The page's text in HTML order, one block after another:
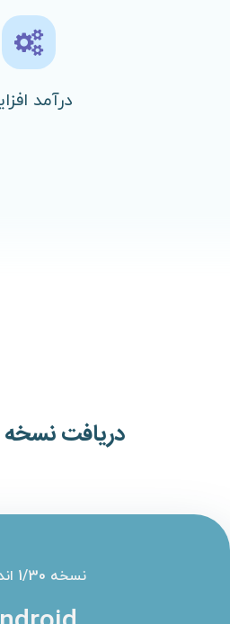
درآمد
دریافت نسخه
نسخه 1/30 اندروید